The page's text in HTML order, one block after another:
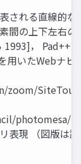
される直線的な
間の上下左右の
1993]， Pad++
用いたWebナビ
zoom/
photomesa/
表現 （図版は